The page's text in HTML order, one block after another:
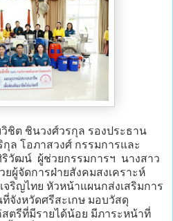
ชิต ชินวงศ์วรกุล รองประธาน
ล โอภาสวงศ์ กรรมการและ
ริวัฒน์ ผู้ช่วยกรรมการฯ นางสาว
ผู้จัดการฝ่ายสังคมสงเคราะห์
ริญไทย หัวหน้าแผนกส่งเสริมการ
จังหวัดศรีสะเกษ มอบวัสดุ
ตรีที่มีรายได้น้อย มีภาระหน้าที่